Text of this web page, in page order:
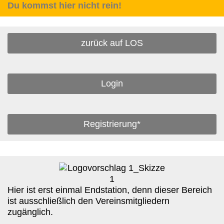
Du kommst hier nicht rein!
zurück auf LOS
Login
Registrierung*
Hier ist erst einmal Endstation, denn dieser Bereich
ist ausschließlich den Vereinsmitgliedern
zugänglich.